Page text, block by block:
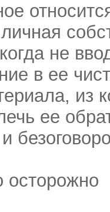
не
в ее
из
ее
осторожно